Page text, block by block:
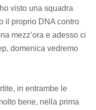
visto una squadra
il proprio DNA contro
mezz’ora e adesso ci
domenica vedremo
in entrambe le
bene, nella prima